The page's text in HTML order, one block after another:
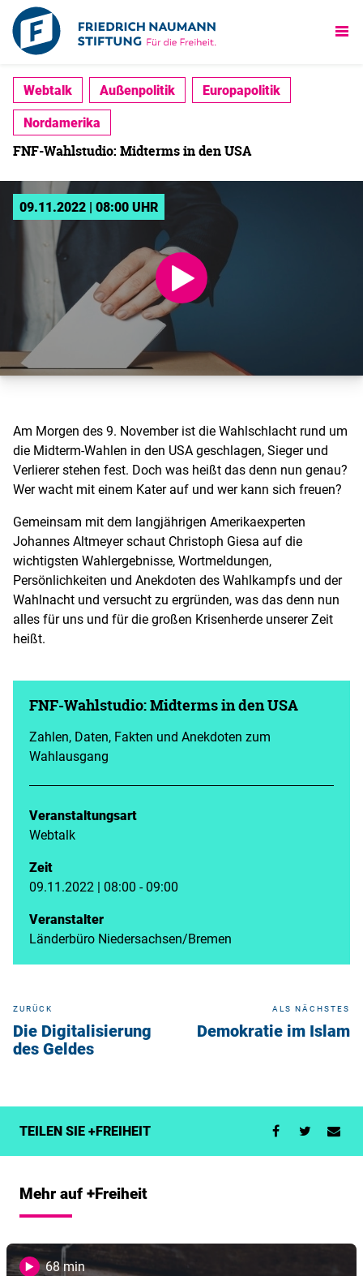
Webtalk Außenpolitik
Europapolitik
Nordamerika
FNF-Wahlstudio: Midterms in den USA
09.11.2022 | 08:00 UHR
Am Morgen des 9. November ist die Wahlschlacht rund um
die Midterm-Wahlen in den USA geschlagen, Sieger und
Verlierer stehen fest. Doch was heißt das denn nun genau?
Wer wacht mit einem Kater auf und wer kann sich freuen?
Gemeinsam mit dem langjährigen Amerikaexperten
Johannes Altmeyer schaut Christoph Giesa auf die
wichtigsten Wahlergebnisse, Wortmeldungen,
Persönlichkeiten und Anekdoten des Wahlkampfs und der
Wahlnacht und versucht zu ergründen, was das denn nun
alles für uns und für die großen Krisenherde unserer Zeit
heißt.
FNF-Wahlstudio: Midterms in den USA
Zahlen, Daten, Fakten und Anekdoten zum
Wahlausgang
Veranstaltungsart
Webtalk
Zeit
09.11.2022 | 08:00 - 09:00
Veranstalter
Länderbüro Niedersachsen/Bremen
ZURÜCK
Die Digitalisierung
des Geldes
ALS NÄCHSTES
Demokratie im Islam
TEILEN SIE +FREIHEIT
Mehr auf +Freiheit
68 min